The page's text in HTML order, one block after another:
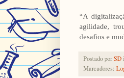
“A
agilidade,
desafios e
Postado porSD
Marcadores: